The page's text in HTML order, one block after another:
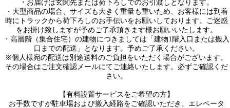
・お届けは玄関先または荷下ろしでのお引渡しとなります。
・大型商品の場合、サイズも大きく重量も重いため、お客様には到着
時にトラックから荷下ろしのお手伝いをお願いしております。ご迷惑
をお掛け致しますが予めご了承頂きます様お願いいたします。
・高層階（集合住宅）の建物につきましては「建物1階入口または搬入
口までの配送」となります。予めご了承ください。
※個人様宛の配送は別途送料のご負担をいただく場合がございます。
その場合はご注文確認メールにてご連絡いたします。必ずご確認くだ
さい。
【有料設置サービスをご希望の方】
お手数ですが駐車場および搬入経路をご確認いただき、エレベータ